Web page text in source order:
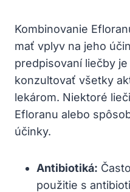
Kombinovanie
mať vplyv na jeho
predpisovaní liečby
konzultovať všetky
lekárom. Niektoré
Efloranu alebo
účinky.
Antibiotiká:
použitie s